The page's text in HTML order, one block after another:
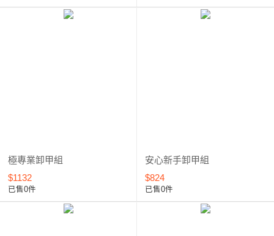
極專業卸甲組
$1132
已售0件
安心新手卸甲組
$824
已售0件